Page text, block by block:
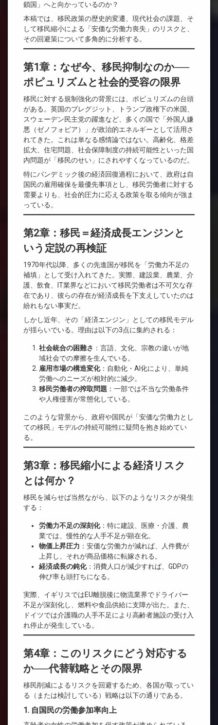
鎖国」へと向かっているのか？
本稿では、移民政策の歴史的変遷、現代社会の課題、そ
して移民縮小による「安価な労働力喪失」のリスクと、
その回避策について多角的に分析する。
第1章：なぜ今、移民抑制なのか──
ポピュリズムと社会的受容の限界
移民に対する規制強化の背景には、ポピュリズムの台頭
がある。英国のブレグジット、トランプ政権下の米国、
スウェーデン民主党の躍進など、多くの国で「外国人嫌
悪（ゼノフォビア）」が政治的エネルギーとして活用さ
れてきた。これは単なる感情論ではない。高齢化、格差
拡大、住宅問題、社会保障制度の持続可能性といった国
内問題が「移民のせい」にされやすくなっているのだ。
特にパンデミック後の経済回復過程において、政府は自
国民の雇用確保を最優先事項とし、移民労働者に対する
需要よりも、社会的圧力に応える政策を取る傾向が強ま
っている。
第2章：移民＝経済成長エンジンと
いう定説の再検証
1970年代以降、多くの先進国が移民を「労働力不足の
補填」として受け入れてきた。実際、建設業、農業、介
護、飲食、IT業界などにおいて移民労働者は不可欠な存
在であり、彼らの存在が経済成長を下支えしていたのは
紛れもない事実だ。
しかし近年、その「経済エンジン」としての移民モデル
が揺らいでいる。理由は以下の3点に集約される：
社会統合の困難さ ：言語、文化、宗教の違いが地
域社会での摩擦を生んでいる。
雇用市場の構造変化：自動化・AI化により、単純
労働へのニーズが相対的に減少。
移民労働者の搾取問題 ：一部では不当な労働条件
や人権侵害が常態化している。
このような背景から、政府や国民が「安価な労働力とし
ての移民」モデルの持続可能性に疑問を抱き始めてい
る。
第3章：移民縮小による経済リスク
とは何か？
移民を減らせば当然ながら、以下のようなリスクが発生
する：
労働力不足の深刻化：特に建設、医療・介護、農
業では、慢性的な人手不足が顕在化。
物価上昇圧力 ：安価な労働力が減れば、人件費が
上昇し、それが商品価格に転嫁される。
経済成長の鈍化：消費人口が減少すれば、GDPの
伸び率も頭打ちになる。
実際、イギリスではEU離脱後に物流業界でドライバー
不足が深刻化し、燃料や食品供給に支障が出た。また、
ドイツでは介護職の人手不足により高齢者施設の受け入
れ停止が発生している。
第4章：このリスクにどう対応する
か──代替戦略とその限界
移民削減によるリスクを回避するため、各国が取ってい
る（または検討している）戦略は以下の通りである。
1. 自国民の労働参加率向上